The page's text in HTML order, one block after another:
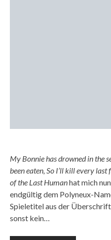
My Bonnie has drowned in the
been eaten, So I’ll kill every last
of the Last Humanhat mich
endgültig dem Polyneux-
Spieletitel aus der
sonst kein…